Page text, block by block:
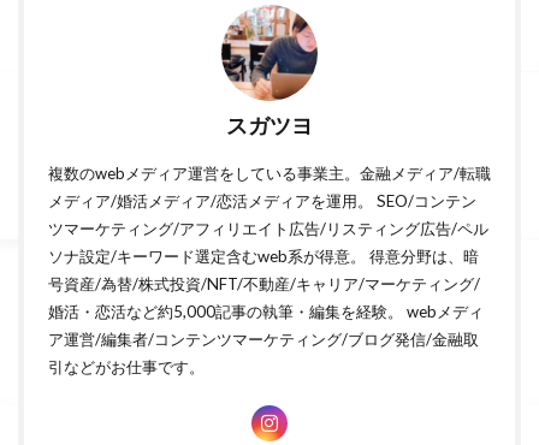
スガツヨ
複数のwebメディア運営をしている事業主。金融メディア/転職
メディア/婚活メディア/恋活メディアを運用。 SEO/コンテン
ツマーケティング/アフィリエイト広告/リスティング広告/ペル
ソナ設定/キーワード選定含むweb系が得意。 得意分野は、暗
号資産/為替/株式投資/NFT/不動産/キャリア/マーケティング/
婚活・恋活など約5,000記事の執筆・編集を経験。 webメディ
ア運営/編集者/コンテンツマーケティング/ブログ発信/金融取
引などがお仕事です。